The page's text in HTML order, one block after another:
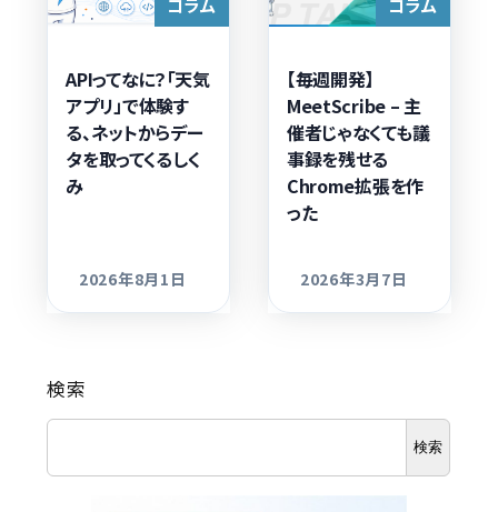
APIってなに？「天気
アプリ」で体験す
る、ネットからデー
タを取ってくるしく
み
更新日
2026年8月1日
【毎週開発】
MeetScribe – 主
催者じゃなくても議
事録を残せる
Chrome拡張を作
った
更新日
2026年3月7日
検索
検索